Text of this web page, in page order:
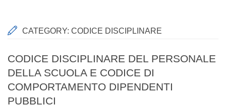
Potenziamoci
CATEGORY: CODICE DISCIPLINARE
CODICE DISCIPLINARE DEL PERSONALE
DELLA SCUOLA E CODICE DI
COMPORTAMENTO DIPENDENTI
PUBBLICI